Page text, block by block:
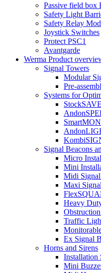
Passive field box
Safety Light
Safety Relay
Joystick Switches
Protect PSC1
Avantgarde
Werma Product
Signal Towers
Modular
Pre-
Systems for
Signal Beacons
Micro
Mini
Midi
Maxi
Heavy
Traffic
Ex Signal
Horns and Sirens
Installation
Mini